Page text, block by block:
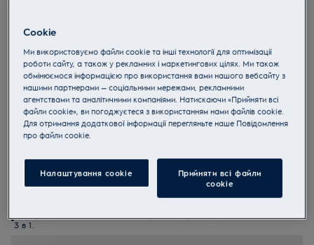
Торкніться, щоб збільшити
M2GCP601
Clean and Care 3 в 1
Переваги
Засіб Clean & Care 3 в 1 для видалення накипу на побутовій
3 в 1.
Cookie
Ми використовуємо файли cookie та інші технології для оптимізації
роботи сайту, а також у рекламних і маркетингових цілях. Ми також
обмінюємося інформацією про використання вами нашого вебсайту з
нашими партнерами — соціальними мережами, рекламними
агентствами та аналітичними компаніями. Натискаючи «Прийняти всі
файли cookie», ви погоджуєтеся з використанням нами файлів cookie.
Для отримання додаткової інформації перегляньте наше Пoвідомлення
прo файли cookie.
Налаштування cookie
Прийняти всі файли
сookie